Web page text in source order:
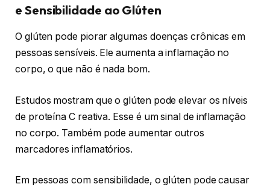
e Sensibilidade ao Glúten
O glúten pode piorar algumas doenças crônicas em
pessoas sensíveis. Ele aumenta a inflamação no
corpo, o que não é nada bom.
Estudos mostram que o glúten pode elevar os níveis
de proteína C reativa. Esse é um sinal de inflamação
no corpo. Também pode aumentar outros
marcadores inflamatórios.
Em pessoas com sensibilidade, o glúten pode causar